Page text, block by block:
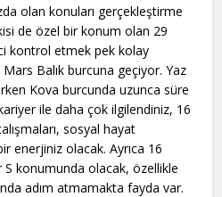
olan konuları gerçekleştirme
de özel bir konum olan 29
kontrol etmek pek kolay
Mars Balık burcuna geçiyor. Yaz
Kova burcunda uzunca süre
kariyer ile daha çok ilgilendiniz, 16
sosyal hayat
enerjiniz olacak. Ayrıca 16
S konumunda olacak, özellikle
adım atmamakta fayda var.